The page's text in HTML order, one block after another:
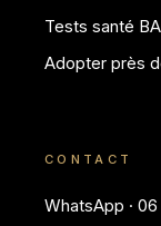
Tests santé
Adopter près
CONTACT
WhatsApp ·